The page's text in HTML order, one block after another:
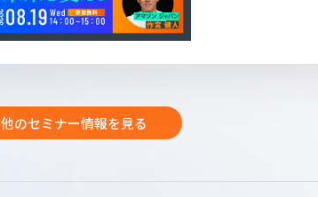
他のセミナー情報を見る